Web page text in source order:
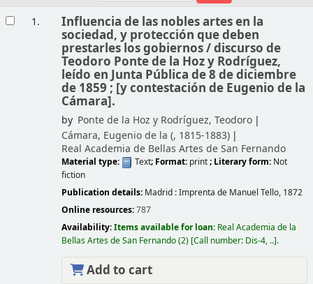
1. Influencia de las nobles artes en la
sociedad, y protección que deben
prestarles los gobiernos /discurso de
Teodoro Ponte de la Hoz y Rodríguez,
leído en Junta Pública de 8 de diciembre
de 1859 ; [y contestación de Eugenio de la
Cámara].
by Ponte de la Hoz y Rodríguez, Teodoro
Cámara, Eugenio de la (, 1815-1883)
Real Academia de Bellas Artes de San Fernando
Material type: Text; Format: print; Literary form: Not
fiction
Publication details: Madrid :Imprenta de Manuel Tello, 1872
Online resources:787
Availability:Items available for loan: Real Academia de la
Bellas Artes de San Fernando(2) Call number: Dis-4, .. .
Add to cart